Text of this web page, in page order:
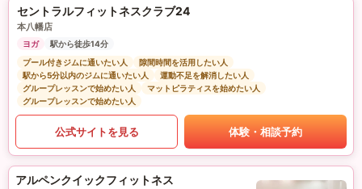
セントラルフィットネスクラブ24
本八幡店
ヨガ
駅から徒歩14分
プール付きジムに通いたい人
隙間時間を活用したい人
駅から5分以内のジムに通いたい人
運動不足を解消したい人
グループレッスンで始めたい人
マットピラティスを始めたい人
グループレッスンで始めたい人
公式サイトを見る 体験・相談予約
アルペンクイックフィットネス